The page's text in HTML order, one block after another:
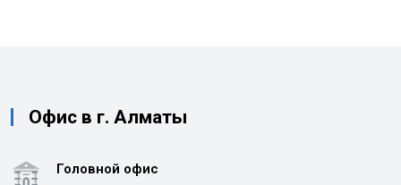
Офис в г. Алматы
Головной офис